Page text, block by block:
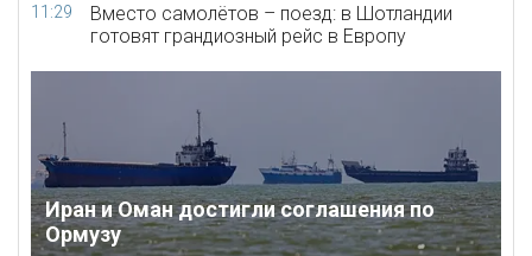
11:29
Вместо самолётов – поезд: в Шотландии
готовят грандиозный рейс в Европу
Иран и Оман достигли соглашения по
Ормузу